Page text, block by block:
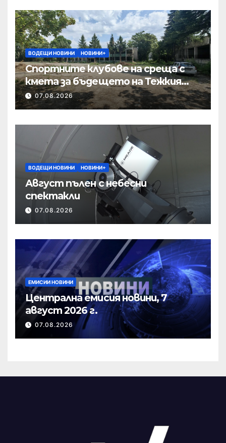
ВОДЕЩИ НОВИНИ НОВИНИ+
Спортните клубове на среща с
кмета за бъдещето на Тежкия
полк
07.08.2026
ВОДЕЩИ НОВИНИ НОВИНИ+
Август пълен с небесни
спектакли
07.08.2026
ЕМИСИИ НОВИНИ
Централна емисия новини, 7
август 2026 г.
07.08.2026